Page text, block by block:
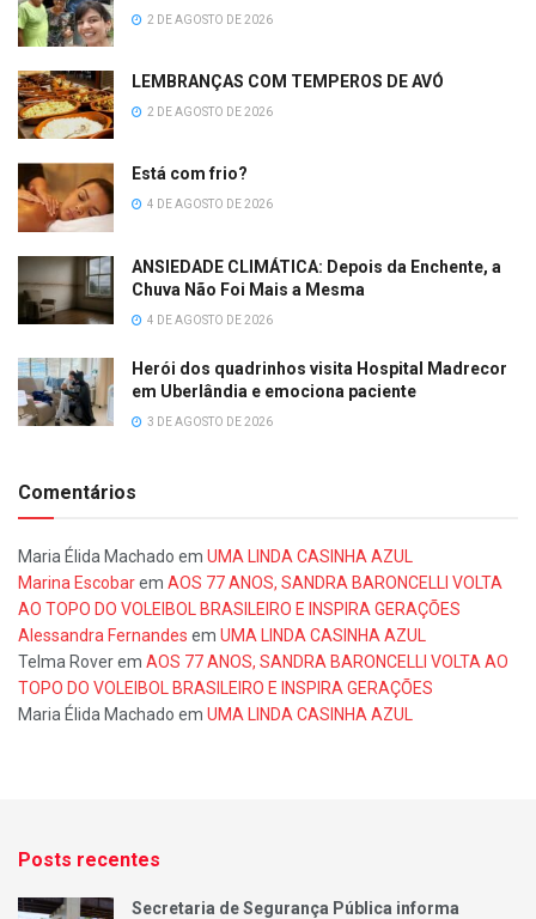
2 DE AGOSTO DE 2026
LEMBRANÇAS COM TEMPEROS DE AVÓ
2 DE AGOSTO DE 2026
Está com frio?
4 DE AGOSTO DE 2026
ANSIEDADE CLIMÁTICA: Depois da Enchente, a
Chuva Não Foi Mais a Mesma
4 DE AGOSTO DE 2026
Herói dos quadrinhos visita Hospital Madrecor
em Uberlândia e emociona paciente
3 DE AGOSTO DE 2026
Comentários
Maria Élida Machado em UMA LINDA CASINHA AZUL
Marina Escobarem AOS 77 ANOS, SANDRA BARONCELLI VOLTA
AO TOPO DO VOLEIBOL BRASILEIRO E INSPIRA GERAÇÕES
Alessandra Fernandes em UMA LINDA CASINHA AZUL
Telma Roverem AOS 77 ANOS, SANDRA BARONCELLI VOLTA AO
TOPO DO VOLEIBOL BRASILEIRO E INSPIRA GERAÇÕES
Maria Élida Machado em UMA LINDA CASINHA AZUL
Posts recentes
Secretaria de Segurança Pública informa